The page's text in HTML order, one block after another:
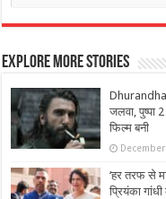
Explore More Stories
जलवा, पुष्पा
फिल्म बनी
‘हर तरफ से
प्रियंका